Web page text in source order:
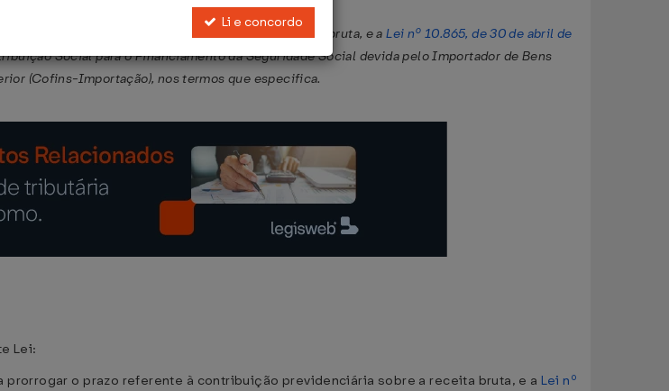
referente à contribuição previdenciária sobre a receita bruta, e aLei nº 10.865, de 30 de abril de
Social para o Financiamento da Seguridade Social devida pelo Importador de Bens
(Cofins-Importação), nos termos que especifica.
Lei:
prorrogar o prazo referente à contribuição previdenciária sobre a receita bruta, e a Lei nº
Li e concordo